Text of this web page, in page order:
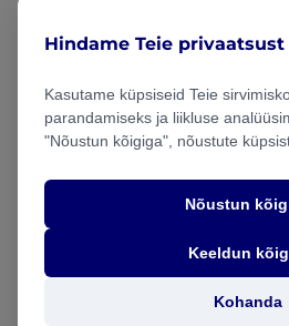
info@wiso.ee
Hindame Teie privaatsust
Kasutame küpsiseid Teie
parandamiseks ja liikluse
"Nõustun kõigiga", nõustute
Nõustun
Keeldun
Kohanda